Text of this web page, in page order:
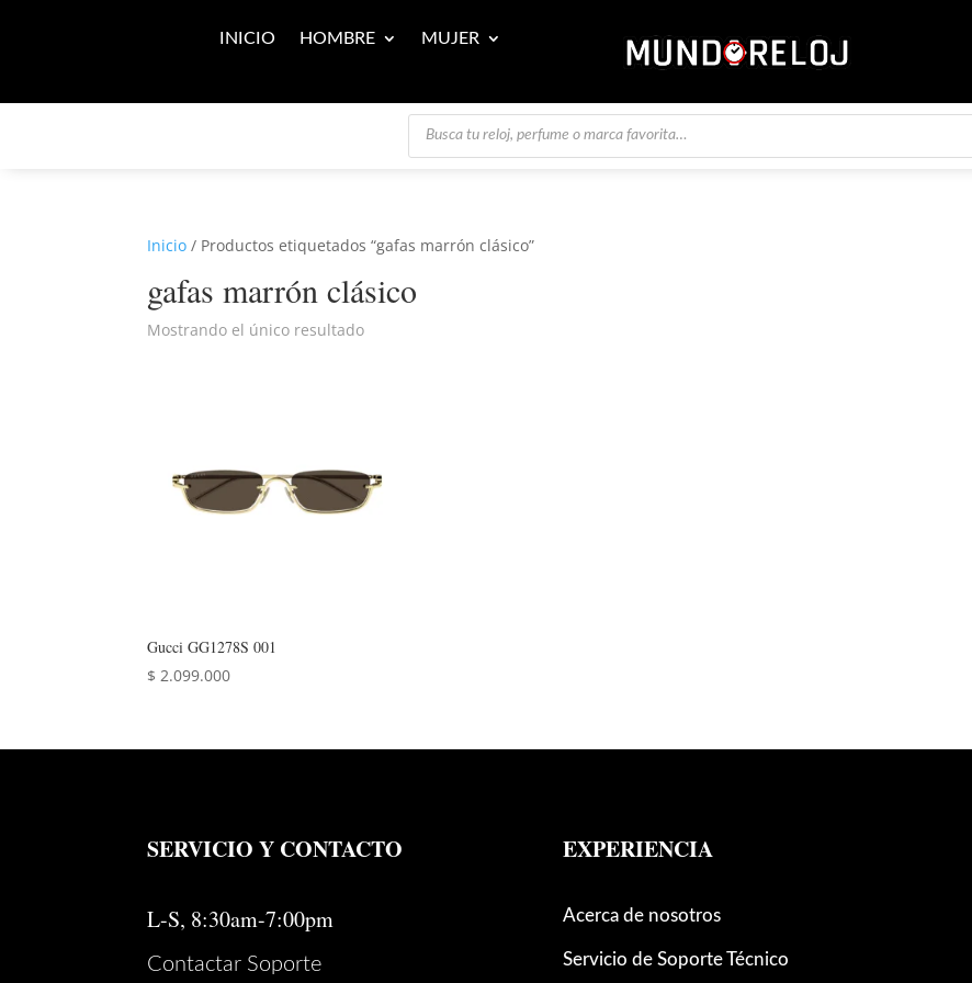
INICIO HOMBRE MUJER
Búsqueda
productos
Inicio / Productos etiquetados “gafas marrón clásico”
gafas marrón clásico
Mostrando el único resultado
Gucci GG1278S 001
$ 2.099.000
SERVICIO Y CONTACTO
L-S, 8:30am-7:00pm
Contactar Soporte
EXPERIENCIA
Acerca de nosotros
Servicio de Soporte Técnico